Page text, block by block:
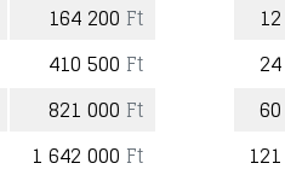
164 200 Ft
410 500 Ft
821 000 Ft
1 642 000 Ft